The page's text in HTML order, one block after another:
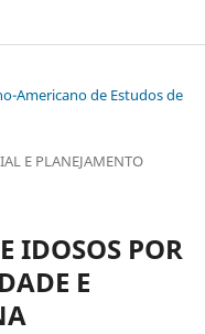
Americano de Estudos de
E PLANEJAMENTO
IDOSOS POR
E